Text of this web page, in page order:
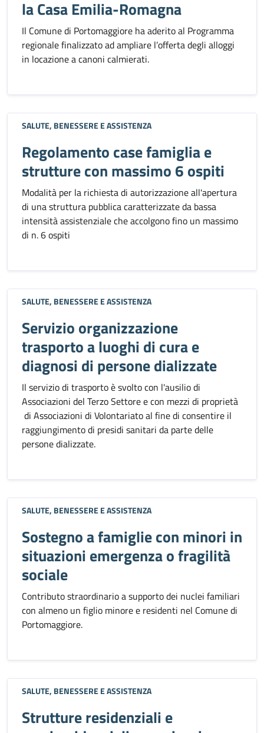
la Casa Emilia-Romagna
Il Comune di Portomaggiore ha aderito al Programma
regionale finalizzato ad ampliare l’offerta degli alloggi
in locazione a canoni calmierati.
SALUTE, BENESSERE E ASSISTENZA
Regolamento case famiglia e
strutture con massimo 6 ospiti
Modalità per la richiesta di autorizzazione all'apertura
di una struttura pubblica caratterizzate da bassa
intensità assistenziale che accolgono fino un massimo
di n. 6 ospiti
SALUTE, BENESSERE E ASSISTENZA
Servizio organizzazione
trasporto a luoghi di cura e
diagnosi di persone dializzate
Il servizio di trasporto è svolto con l'ausilio di
Associazioni del Terzo Settore e con mezzi di proprietà
di Associazioni di Volontariato al fine di consentire il
raggiungimento di presidi sanitari da parte delle
persone dializzate.
SALUTE, BENESSERE E ASSISTENZA
Sostegno a famiglie con minori in
situazioni emergenza o fragilità
sociale
Contributo straordinario a supporto dei nuclei familiari
con almeno un figlio minore e residenti nel Comune di
Portomaggiore.
SALUTE, BENESSERE E ASSISTENZA
Strutture residenziali e